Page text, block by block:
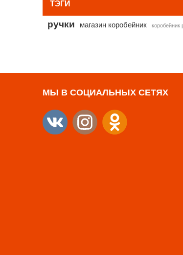
ТЭГИ
ручки магазин коробейник коробейник
МЫ В СОЦИАЛЬНЫХ СЕТЯХ